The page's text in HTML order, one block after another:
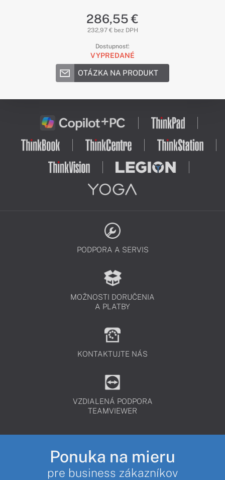
286,55 €
232,97 € bez DPH
Dostupnosť:
VYPREDANÉ
OTÁZKA NA PRODUKT
PODPORA A SERVIS
MOŽNOSTI DORUČENIA
A PLATBY
KONTAKTUJTE NÁS
VZDIALENÁ PODPORA
TEAMVIEWER
Ponuka na mieru
pre business zákazníkov